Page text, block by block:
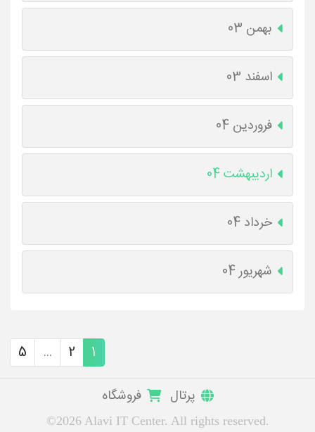
بهمن 03
اسفند 03
فروردین 04
اردیبهشت 04
خرداد 04
شهریور 04
1
2
...
5
پرتال فروشگاه
©2026 Alavi IT Center. All rights reserved.